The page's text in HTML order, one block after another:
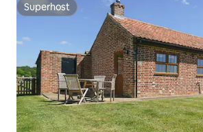
Superhost
Superhost